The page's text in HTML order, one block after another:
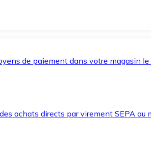
de paiement dans votre magasin le
achats directs par virement SEPA au